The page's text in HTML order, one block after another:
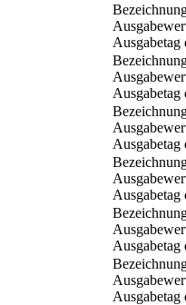
Ausgabetag
Ausgabetag
Ausgabetag
Ausgabetag